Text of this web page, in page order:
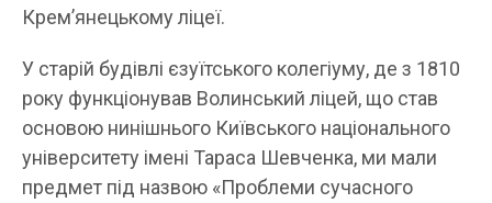
Крем’янецькому ліцеї.
У старій будівлі єзуїтського колегіуму, де з 1810
року функціонував Волинський ліцей, що став
основою нинішнього Київського національного
університету імені Тараса Шевченка, ми мали
предмет під назвою «Проблеми сучасного